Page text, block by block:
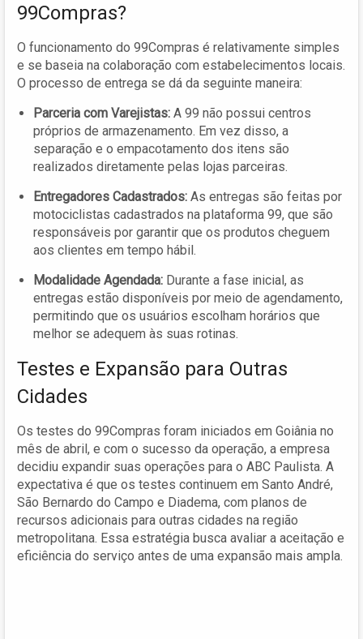
99Compras?
O funcionamento do 99Compras é relativamente simples
e se baseia na colaboração com estabelecimentos locais.
O processo de entrega se dá da seguinte maneira:
Parceria com Varejistas: A 99 não possui centros
próprios de armazenamento. Em vez disso, a
separação e o empacotamento dos itens são
realizados diretamente pelas lojas parceiras.
Entregadores Cadastrados: As entregas são feitas por
motociclistas cadastrados na plataforma 99, que são
responsáveis por garantir que os produtos cheguem
aos clientes em tempo hábil.
Modalidade Agendada: Durante a fase inicial, as
entregas estão disponíveis por meio de agendamento,
permitindo que os usuários escolham horários que
melhor se adequem às suas rotinas.
Testes e Expansão para Outras
Cidades
Os testes do 99Compras foram iniciados em Goiânia no
mês de abril, e com o sucesso da operação, a empresa
decidiu expandir suas operações para o ABC Paulista. A
expectativa é que os testes continuem em Santo André,
São Bernardo do Campo e Diadema, com planos de
recursos adicionais para outras cidades na região
metropolitana. Essa estratégia busca avaliar a aceitação e
eficiência do serviço antes de uma expansão mais ampla.